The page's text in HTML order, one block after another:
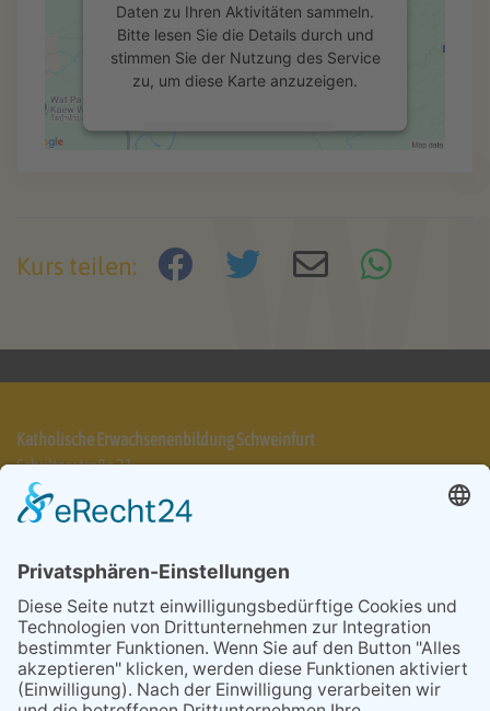
Daten zu Ihren Aktivitäten sammeln.
Bitte lesen Sie die Details durch und
stimmen Sie der Nutzung des Service
zu, um diese Karte anzuzeigen.
Mehr Informationen
Management Platform
&eRecht24
Kurs teilen:
Katholische Erwachsenenbildung Schweinfurt
Schultesstraße 21
97421 Schweinfurt
Telefon 09721 7025-31
Impressum Datenschutzerklärung AGB